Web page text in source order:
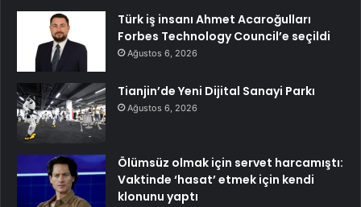
Türk iş insanı Ahmet Acaroğulları
Forbes Technology Council’e seçildi
Ağustos 6, 2026
Tianjin’de Yeni Dijital Sanayi Parkı
Ağustos 6, 2026
Ölümsüz olmak için servet harcamıştı:
Vaktinde ‘hasat’ etmek için kendi
klonunu yaptı